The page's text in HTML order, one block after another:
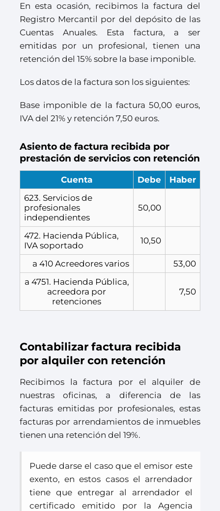
En esta ocasión, recibimos la factura del
Registro Mercantil por del depósito de las
Cuentas Anuales. Esta factura, a ser
emitidas por un profesional, tienen una
retención del 15% sobre la base imponible.
Los datos de la factura son los siguientes:
Base imponible de la factura 50,00 euros,
IVA del 21% y retención 7,50 euros.
Asiento de factura recibida por
prestación de servicios con retención
Cuenta Debe
Haber
623. Servicios de
profesionales
independientes
50,00
472. Hacienda Pública,
IVA soportado
10,50
a 410 Acreedores varios
53,00
a 4751. Hacienda Pública,
acreedora por
retenciones
7,50
Contabilizar factura recibida
por alquiler con retención
Recibimos la factura por el alquiler de
nuestras oficinas, a diferencia de las
facturas emitidas por profesionales, estas
facturas por arrendamientos de inmuebles
tienen una retención del 19%.
Puede darse el caso que el emisor este
exento, en estos casos el arrendador
tiene que entregar al arrendador el
certificado emitido por la Agencia